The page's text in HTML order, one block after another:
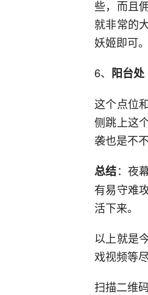
些，而且
就非常的
妖姬即可。
6、 阳台处
这个点位
侧跳上这
袭也是不
总结：夜
有易守难
活下来。
以上就是
戏视频等
扫描二维